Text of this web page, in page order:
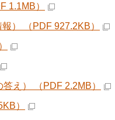
1.1MB）
） （PDF 927.2KB）
え） （PDF 2.2MB）
）